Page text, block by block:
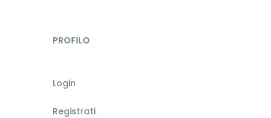
PROFILO
Login
Registrati